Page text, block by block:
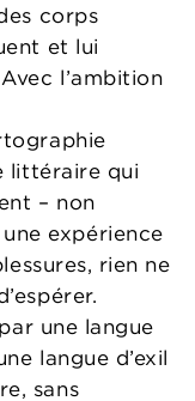
corps
et lui
l’ambition
littéraire qui
– non
expérience
rien ne
une langue
langue d’exil
sans